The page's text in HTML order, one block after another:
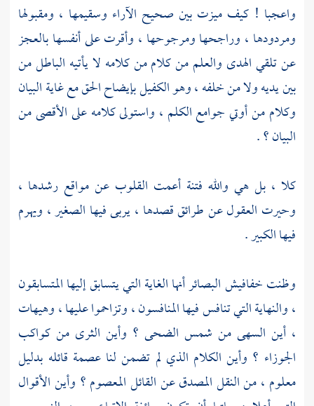
واعجبا ! كيف ميزت بين صحيح الآراء وسقيمها ، ومقبولها
ومردودها ، وراجحها ومرجوحها ، وأقرت على أنفسها بالعجز
عن تلقي الهدى والعلم من كلام من كلامه لا يأتيه الباطل من
بين يديه ولا من خلفه ، وهو الكفيل بإيضاح الحق مع غاية البيان
وكلام من أوتي جوامع الكلم ، واستولى كلامه على الأقصى من
البيان ؟ .
كلا ، بل هي والله فتنة أعمت القلوب عن مواقع رشدها ،
وحيرت العقول عن طرائق قصدها ، يربى فيها الصغير ، ويهرم
فيها الكبير .
وظنت خفافيش البصائر أنها الغاية التي يتسابق إليها المتسابقون
، والنهاية التي تنافس فيها المنافسون ، وتزاحموا عليها ، وهيهات
، أين السهى من شمس الضحى ؟ وأين الثرى من كواكب
الجوزاء ؟ وأين الكلام الذي لم تضمن لنا عصمة قائله بدليل
معلوم ، من النقل المصدق عن القائل المعصوم ؟ وأين الأقوال